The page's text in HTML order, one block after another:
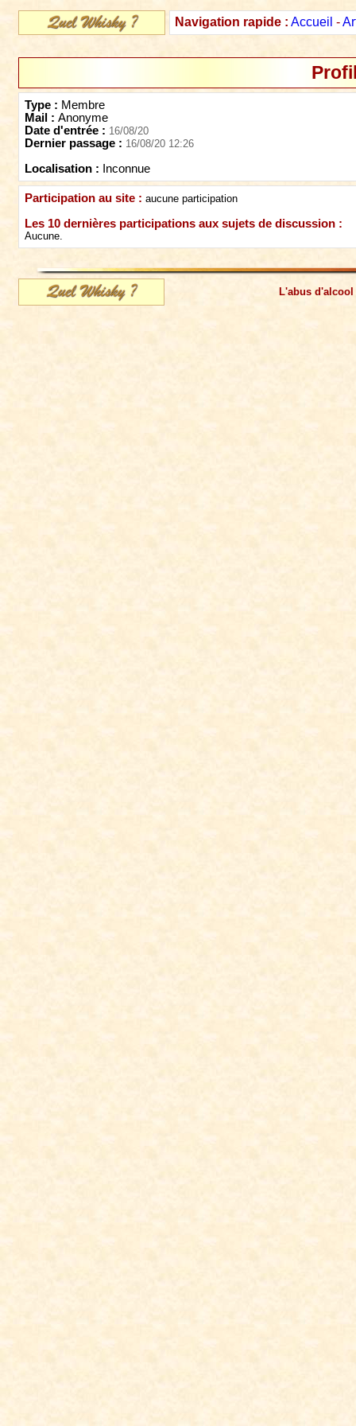
Navigation rapide : Accueil -
Type : Membre
Mail : Anonyme
Date d'entrée : 16/08/20
Dernier passage : 16/08/20 12:26
Localisation : Inconnue
Participation au site : aucune participation
Les 10 dernières participations aux sujets de discussion :
Aucune.
L'abus